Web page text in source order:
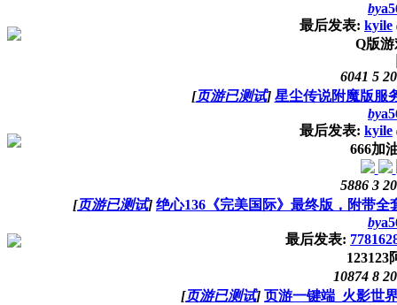
by
最后发表: kyile
Q版
6041 5
[页游已测试] 星尘传说附魔版服
by
最后发表: kyile
666加
5886 3
[页游已测试] 绝心136《完美国际》最终版，附带
by
最后发表:
123123
10874 8
[页游已测试] 页游一键端_火影世